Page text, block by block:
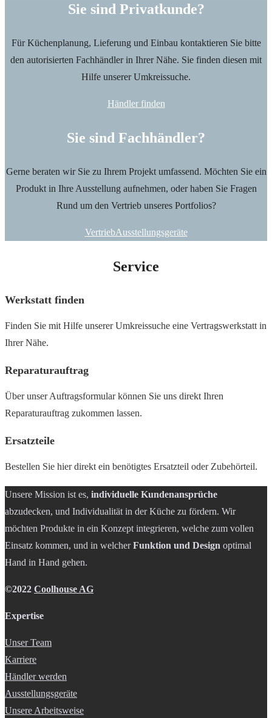
Sie sind Privatkunde?
Für Küchenplanung, Lieferung und Einbau kontaktieren Sie bitte
den autorisierten Fachhändler in Ihrer Nähe. Sie finden diesen mit
Hilfe unserer Umkreissuche.
Händler finden
Sie sind Fachhändler?
Gerne beraten wir Sie zu Ihrem Projekt umfassend. Möchten Sie ein
Produkt in Ihre Ausstellung aufnehmen, oder haben Sie Fragen
Rund um den Vertrieb unseres Portfolios?
VertriebAusstellungsgeräte
Service
Werkstatt finden
Finden Sie mit Hilfe unserer Umkreissuche eine Vertragswerkstatt in
Ihrer Nähe.
Reparaturauftrag
Über unser Auftragsformular können Sie uns direkt Ihren
Reparaturauftrag zukommen lassen.
Ersatzteile
Bestellen Sie hier direkt ein benötigtes Ersatzteil oder Zubehörteil.
Unsere Mission ist es, individuelle Kundenansprüche
abzudecken, und Individualität in der Küche zu fördern. Wir
möchten Produkte in ein Konzept integrieren, welche zum vollen
Einsatz kommen, und in welcherFunktion und Design optimal
Hand in Hand gehen.
©2022 Coolhouse AG
Expertise
Unser Team
Karriere
Händler werden
Ausstellungsgeräte
Unsere Arbeitsweise